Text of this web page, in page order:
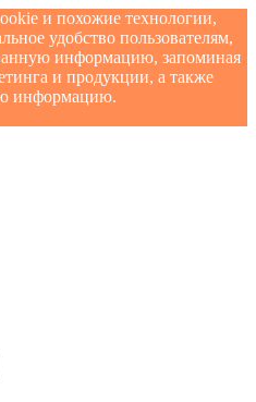
и похожие технологии,
удобство пользователям,
информацию, запоминая
и продукции, а также
информацию.